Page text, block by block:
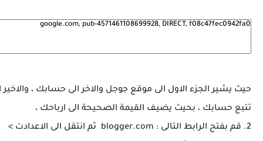
حيث يشير الجزء الاول الى موقع جوجل والاخر الى حسابك ، والاخير
تتبع حسابك ، بحيث يضيف القيمة الصحيحة الى ارباحك ،
2. قم بفتح الرابط التالى : blogger.com ثم انتقل الى الاعدادت >